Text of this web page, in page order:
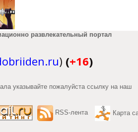
развлекательный портал
) (+16)
указывайте пожалуйста ссылку на наш
RSS-лента Карта